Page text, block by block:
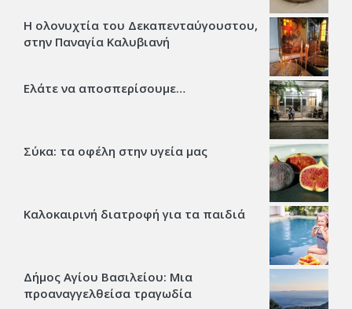
Η ολονυχτία του Δεκαπενταύγουστου,
στην Παναγία Καλυβιανή
Ελάτε να αποσπερίσουμε…
Σύκα: τα οφέλη στην υγεία μας
Καλοκαιρινή διατροφή για τα παιδιά
Δήμος Αγίου Βασιλείου: Μια
προαναγγελθείσα τραγωδία